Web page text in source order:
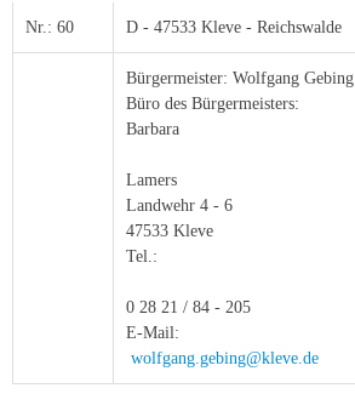
Nr.: 60 D - 47533 Kleve - Reichswalde
Bürgermeister: Wolfgang Gebing
Büro des Bürgermeisters:
Barbara
Lamers
Landwehr 4 - 6
47533 Kleve
Tel.:
0 28 21 / 84 - 205
E-Mail:
wolfgang.gebing@kleve.de